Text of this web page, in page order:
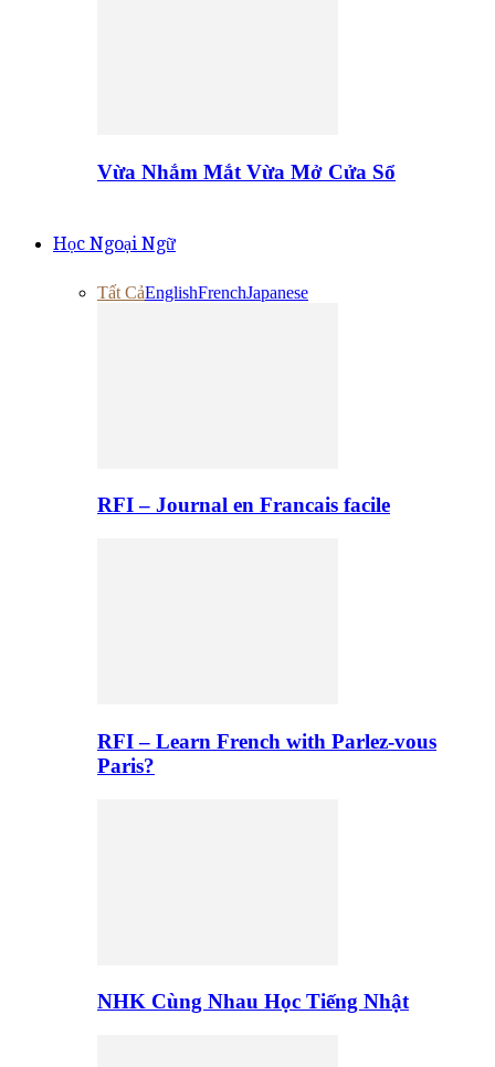
Vừa Nhắm Mắt Vừa Mở Cửa Sổ
Học Ngoại Ngữ
Tất CảEnglishFrenchJapanese
RFI – Journal en Francais facile
RFI – Learn French with Parlez-vous
Paris?
NHK Cùng Nhau Học Tiếng Nhật